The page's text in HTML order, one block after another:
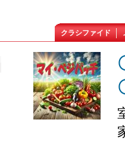
クラシファイド